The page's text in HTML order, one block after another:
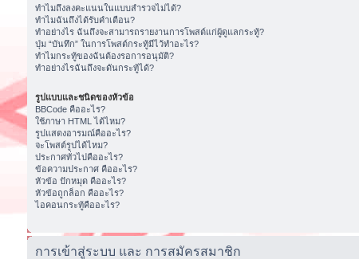
ทำไมถึงลงคะแนนในแบบสำรวจไม่ได้?
ทำไมฉันถึงได้รับคำเตือน?
ทำอย่างไร ฉันถึงจะสามารถรายงานการโพสต์แก่ผู้ดูแลกระทู้?
ปุ่ม “บันทึก” ในการโพสต์กระทู้มีไว้ทำอะไร?
ทำไมกระทู้ของฉันต้องรอการอนุมัติ?
ทำอย่างไรฉันถึงจะดันกระทู้ได้?
รูปแบบและชนิดของหัวข้อ
BBCode คืออะไร?
ใช้ภาษา HTML ได้ไหม?
รูปแสดงอารมณ์คืออะไร?
จะโพสต์รูปได้ไหม?
ประกาศทั่วไปคืออะไร?
ข้อความประกาศ คืออะไร?
หัวข้อ ปักหมุด คืออะไร?
หัวข้อถูกล็อก คืออะไร?
ไอคอนกระทู้คืออะไร?
การเข้าสู่ระบบ และ การสมัครสมาชิก